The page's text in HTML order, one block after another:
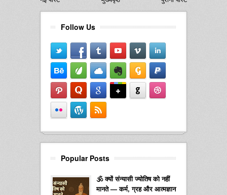
Follow Us
Popular Posts
🕉️ क्यों संन्यासी ज्योतिष को नहीं
मानते — कर्म, ग्रह और आत्मज्ञान